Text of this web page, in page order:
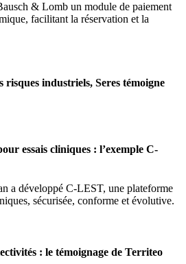
& Lomb un module de paiement
facilitant la réservation et la
risques industriels, Seres témoigne
essais cliniques : l’exemple C-
a développé C-LEST, une plateforme
sécurisée, conforme et évolutive.
: le témoignage de Territeo